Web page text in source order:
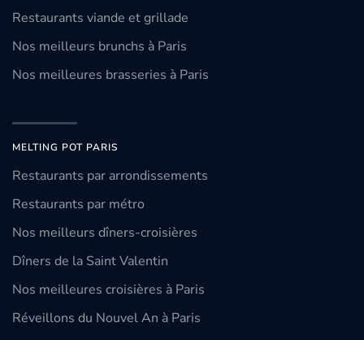
Restaurants viande et grillade
Nos meilleurs brunchs à Paris
Nos meilleures brasseries à Paris
MELTING POT PARIS
Restaurants par arrondissements
Restaurants par métro
Nos meilleurs dîners-croisières
Dîners de la Saint Valentin
Nos meilleures croisières à Paris
Réveillons du Nouvel An à Paris